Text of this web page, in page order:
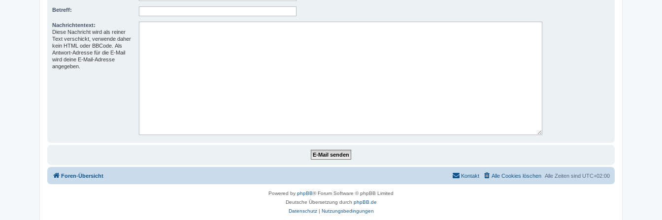
Betreff:
Nachrichtentext:
Diese Nachricht wird als reiner
Text verschickt, verwende daher
kein HTML oder BBCode. Als
Antwort-Adresse für die E-Mail
wird deine E-Mail-Adresse
angegeben.
Foren-Übersicht Alle Zeiten sind UTC+02:00
Alle Cookies löschen
Kontakt
Powered by phpBB® Forum Software © phpBB Limited
Deutsche Übersetzung durch phpBB.de
Datenschutz| Nutzungsbedingungen